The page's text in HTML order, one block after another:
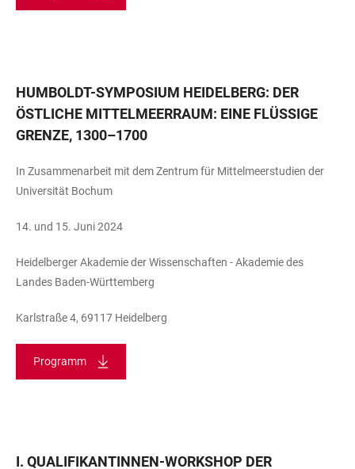
HUMBOLDT-SYMPOSIUM HEIDELBERG: DER
ÖSTLICHE MITTELMEERRAUM: EINE FLÜSSIGE
GRENZE, 1300–1700
In Zusammenarbeit mit dem Zentrum für Mittelmeerstudien der
Universität Bochum
14. und 15. Juni 2024
Heidelberger Akademie der Wissenschaften - Akademie des
Landes Baden-Württemberg
Karlstraße 4, 69117 Heidelberg
Programm
I. QUALIFIKANTINNEN-WORKSHOP DER